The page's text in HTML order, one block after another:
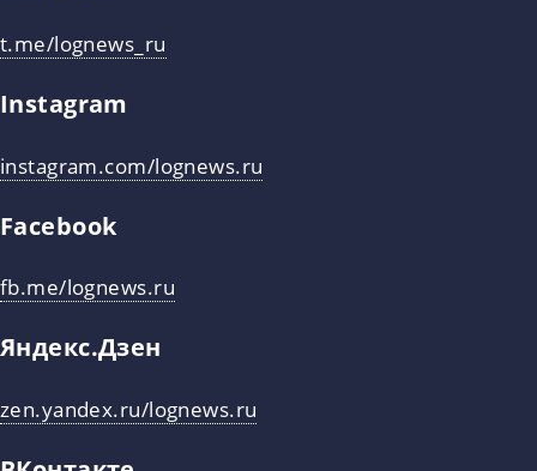
t.me/lognews_ru
Instagram
instagram.com/lognews.ru
Facebook
fb.me/lognews.ru
Яндекс.Дзен
zen.yandex.ru/lognews.ru